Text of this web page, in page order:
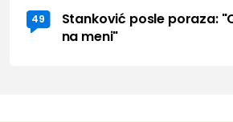
49
Stanković posle poraza:
na meni"